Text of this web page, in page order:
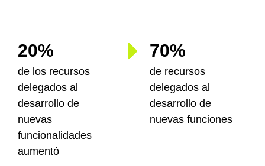
20%
de los recursos
delegados al
desarrollo de
nuevas
funcionalidades
aumentó
70%
de recursos
delegados al
desarrollo de
nuevas funciones